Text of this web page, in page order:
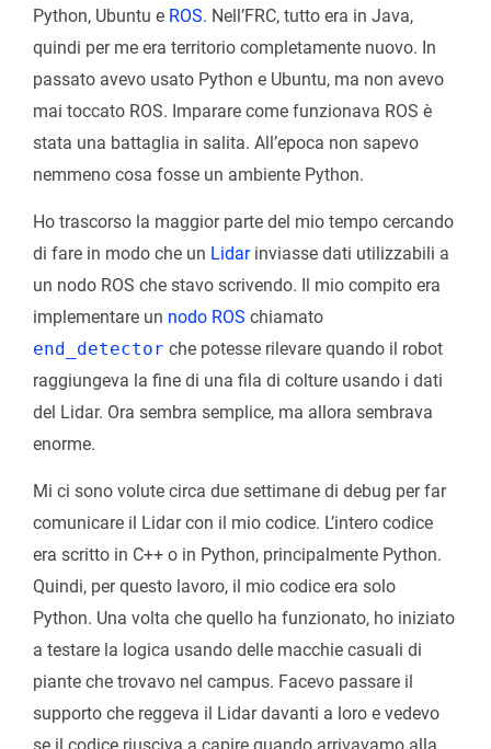
Python, Ubuntu e ROS. Nell’FRC, tutto era in Java,
quindi per me era territorio completamente nuovo. In
passato avevo usato Python e Ubuntu, ma non avevo
mai toccato ROS. Imparare come funzionava ROS è
stata una battaglia in salita. All’epoca non sapevo
nemmeno cosa fosse un ambiente Python.
Ho trascorso la maggior parte del mio tempo cercando
di fare in modo che un Lidarinviasse dati utilizzabili a
un nodo ROS che stavo scrivendo. Il mio compito era
implementare un nodo ROS chiamato
end_detector che potesse rilevare quando il robot
raggiungeva la fine di una fila di colture usando i dati
del Lidar. Ora sembra semplice, ma allora sembrava
enorme.
Mi ci sono volute circa due settimane di debug per far
comunicare il Lidar con il mio codice. L’intero codice
era scritto in C++ o in Python, principalmente Python.
Quindi, per questo lavoro, il mio codice era solo
Python. Una volta che quello ha funzionato, ho iniziato
a testare la logica usando delle macchie casuali di
piante che trovavo nel campus. Facevo passare il
supporto che reggeva il Lidar davanti a loro e vedevo
se il codice riusciva a capire quando arrivavamo alla